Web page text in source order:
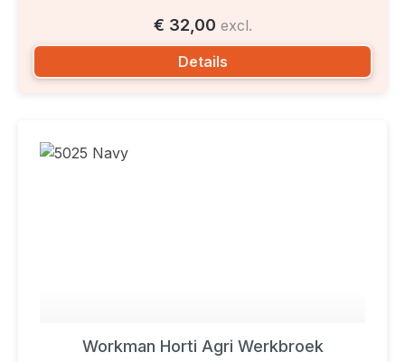
€ 32,00 excl.
Details
Workman Horti Agri Werkbroek